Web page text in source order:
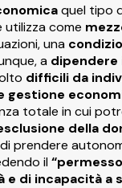
quel tipo
come
una
a
difficili da
gestione
totale in cui
della
prendere
il
di incapacità a